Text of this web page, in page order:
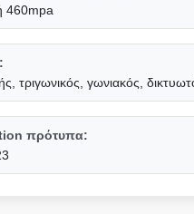
460mpa
τριγωνικός, γωνιακός,
πρότυπα: